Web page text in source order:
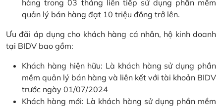
hàng trong 03 tháng liên tiếp sử dụng phần mềm
quản lý bán hàng đạt 10 triệu đồng trở lên.
Ưu đãi áp dụng cho khách hàng cá nhân, hộ kinh doanh
tại BIDV bao gồm:
Khách hàng hiện hữu: Là khách hàng sử dụng phần
mềm quản lý bán hàng và liên kết với tài khoản BIDV
trước ngày 01/07/2024
Khách hàng mới: Là khách hàng sử dụng phần mềm